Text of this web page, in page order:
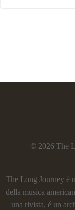
© 2026 The
The Long Journey è
della musica
una rivista, é un